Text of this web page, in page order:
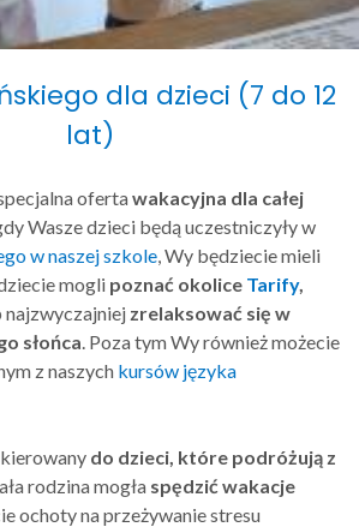
dla dzieci (7 do 12
lat)
ofertawakacyjna dla całej
Wasze dzieci będą uczestniczyły w
w naszej szkole, Wy będziecie mieli
mogli poznać okolice Tarify,
najzwyczajniej zrelaksować się w
słońca. Poza tym Wy również możecie
z naszych kursów języka
do dzieci, które podróżują z
rodzina mogła spędzić wakacje
ochoty na przeżywanie stresu